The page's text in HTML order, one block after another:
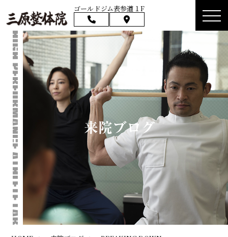
ゴールドジム表参道１F
来院ブログ